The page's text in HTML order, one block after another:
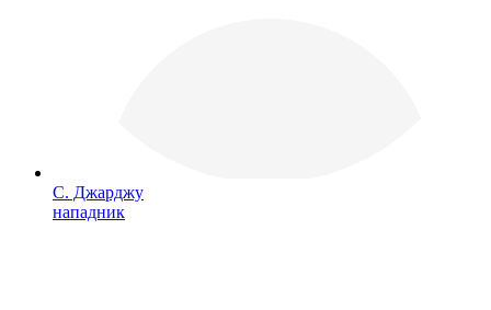
С. Джарджу
нападник